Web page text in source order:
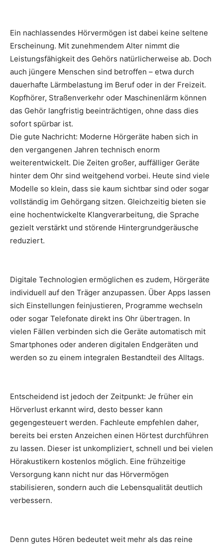
Ein nachlassendes Hörvermögen ist dabei keine seltene
Erscheinung. Mit zunehmendem Alter nimmt die
Leistungsfähigkeit des Gehörs natürlicherweise ab. Doch
auch jüngere Menschen sind betroffen – etwa durch
dauerhafte Lärmbelastung im Beruf oder in der Freizeit.
Kopfhörer, Straßenverkehr oder Maschinenlärm können
das Gehör langfristig beeinträchtigen, ohne dass dies
sofort spürbar ist.
Die gute Nachricht: Moderne Hörgeräte haben sich in
den vergangenen Jahren technisch enorm
weiterentwickelt. Die Zeiten großer, auffälliger Geräte
hinter dem Ohr sind weitgehend vorbei. Heute sind viele
Modelle so klein, dass sie kaum sichtbar sind oder sogar
vollständig im Gehörgang sitzen. Gleichzeitig bieten sie
eine hochentwickelte Klangverarbeitung, die Sprache
gezielt verstärkt und störende Hintergrundgeräusche
reduziert.
Digitale Technologien ermöglichen es zudem, Hörgeräte
individuell auf den Träger anzupassen. Über Apps lassen
sich Einstellungen feinjustieren, Programme wechseln
oder sogar Telefonate direkt ins Ohr übertragen. In
vielen Fällen verbinden sich die Geräte automatisch mit
Smartphones oder anderen digitalen Endgeräten und
werden so zu einem integralen Bestandteil des Alltags.
Entscheidend ist jedoch der Zeitpunkt: Je früher ein
Hörverlust erkannt wird, desto besser kann
gegengesteuert werden. Fachleute empfehlen daher,
bereits bei ersten Anzeichen einen Hörtest durchführen
zu lassen. Dieser ist unkompliziert, schnell und bei vielen
Hörakustikern kostenlos möglich. Eine frühzeitige
Versorgung kann nicht nur das Hörvermögen
stabilisieren, sondern auch die Lebensqualität deutlich
verbessern.
Denn gutes Hören bedeutet weit mehr als das reine